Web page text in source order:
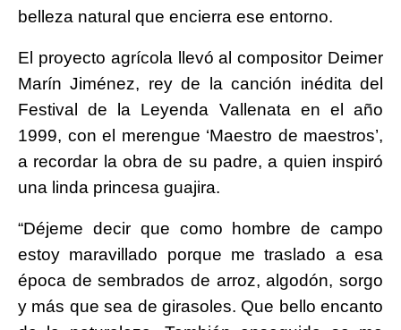
belleza natural que encierra ese entorno.
El proyecto agrícola llevó al compositor Deimer
Marín Jiménez, rey de la canción inédita del
Festival de la Leyenda Vallenata en el año
1999, con el merengue ‘Maestro de maestros’,
a recordar la obra de su padre, a quien inspiró
una linda princesa guajira.
“Déjeme decir que como hombre de campo
estoy maravillado porque me traslado a esa
época de sembrados de arroz, algodón, sorgo
y más que sea de girasoles. Que bello encanto